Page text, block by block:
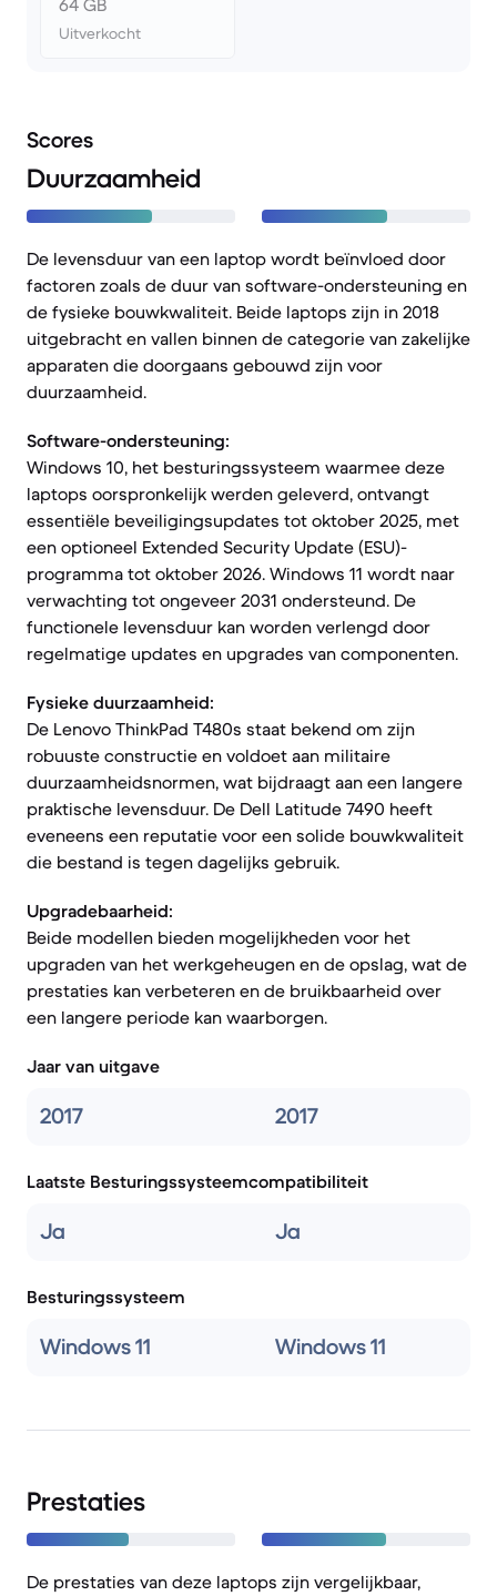
64 GB
Uitverkocht
Scores
Duurzaamheid
De levensduur van een laptop wordt beïnvloed door
factoren zoals de duur van software-ondersteuning en
de fysieke bouwkwaliteit. Beide laptops zijn in 2018
uitgebracht en vallen binnen de categorie van zakelijke
apparaten die doorgaans gebouwd zijn voor
duurzaamheid.
Software-ondersteuning:
Windows 10, het besturingssysteem waarmee deze
laptops oorspronkelijk werden geleverd, ontvangt
essentiële beveiligingsupdates tot oktober 2025, met
een optioneel Extended Security Update (ESU)-
programma tot oktober 2026. Windows 11 wordt naar
verwachting tot ongeveer 2031 ondersteund. De
functionele levensduur kan worden verlengd door
regelmatige updates en upgrades van componenten.
Fysieke duurzaamheid:
De Lenovo ThinkPad T480s staat bekend om zijn
robuuste constructie en voldoet aan militaire
duurzaamheidsnormen, wat bijdraagt aan een langere
praktische levensduur. De Dell Latitude 7490 heeft
eveneens een reputatie voor een solide bouwkwaliteit
die bestand is tegen dagelijks gebruik.
Upgradebaarheid:
Beide modellen bieden mogelijkheden voor het
upgraden van het werkgeheugen en de opslag, wat de
prestaties kan verbeteren en de bruikbaarheid over
een langere periode kan waarborgen.
Jaar van uitgave
2017 2017
Laatste Besturingssysteemcompatibiliteit
Ja Ja
Besturingssysteem
Windows 11 Windows 11
Prestaties
De prestaties van deze laptops zijn vergelijkbaar,